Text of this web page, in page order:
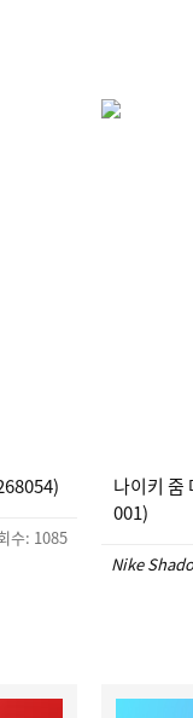
수: 1085
나이키 줌
001)
Nike